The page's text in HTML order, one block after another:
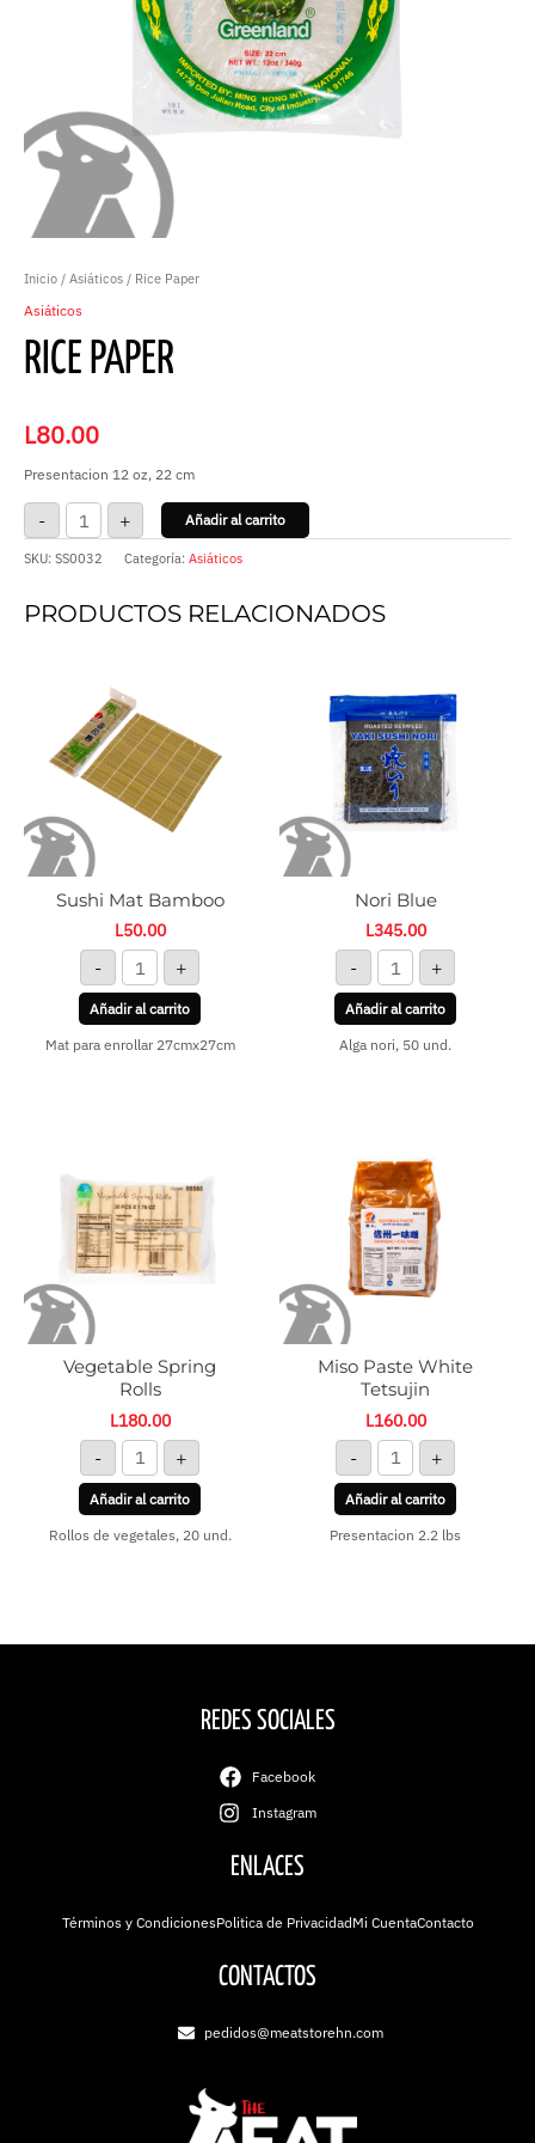
Inicio / Asiáticos / Rice Paper
Asiáticos
RICE PAPER
L80.00
Presentacion 12 oz, 22 cm
- + Añadir al carrito
SKU: SS0032 Categoría: Asiáticos
PRODUCTOS RELACIONADOS
Sushi Mat Bamboo
L50.00
-
cantidad
+
Añadir al carrito
Mat para enrollar 27cmx27cm
Nori Blue
L345.00
- +
Añadir al carrito
Alga nori, 50 und.
Vegetable Spring
Rolls
L180.00
- +
Añadir al carrito
Rollos de vegetales, 20 und.
Miso Paste White
Tetsujin
L160.00
-
Tetsujin
cantidad
+
Añadir al carrito
Presentacion 2.2 lbs
CONTACTOS
pedidos@meatstorehn.com
ENLACES
Términos y CondicionesPolitica de PrivacidadMi CuentaContacto
REDES SOCIALES
Facebook
Instagram